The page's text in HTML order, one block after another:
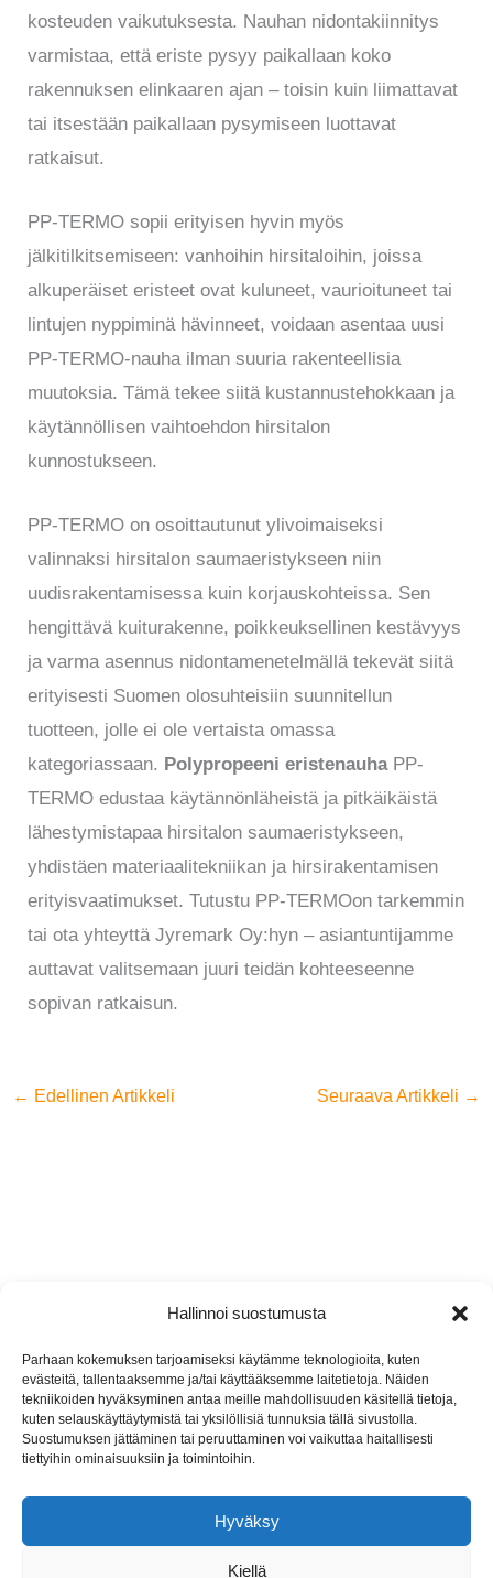
Hallinnoi suostumusta
Parhaan kokemuksen tarjoamiseksi käytämme teknologioita, kuten
evästeitä, tallentaaksemme ja/tai käyttääksemme laitetietoja. Näiden
tekniikoiden hyväksyminen antaa meille mahdollisuuden käsitellä tietoja,
kuten selauskäyttäytymistä tai yksilöllisiä tunnuksia tällä sivustolla.
Suostumuksen jättäminen tai peruuttaminen voi vaikuttaa haitallisesti
tiettyihin ominaisuuksiin ja toimintoihin.
Hyväksy
Kiellä
kosteuden vaikutuksesta. Nauhan nidontakiinnitys
varmistaa, että eriste pysyy paikallaan koko
rakennuksen elinkaaren ajan – toisin kuin liimattavat
tai itsestään paikallaan pysymiseen luottavat
ratkaisut.
PP-TERMO sopii erityisen hyvin myös
jälkitilkitsemiseen: vanhoihin hirsitaloihin, joissa
alkuperäiset eristeet ovat kuluneet, vaurioituneet tai
lintujen nyppiminä hävinneet, voidaan asentaa uusi
PP-TERMO-nauha ilman suuria rakenteellisia
muutoksia. Tämä tekee siitä kustannustehokkaan ja
käytännöllisen vaihtoehdon hirsitalon
kunnostukseen.
PP-TERMO on osoittautunut ylivoimaiseksi
valinnaksi hirsitalon saumaeristykseen niin
uudisrakentamisessa kuin korjauskohteissa. Sen
hengittävä kuiturakenne, poikkeuksellinen kestävyys
ja varma asennus nidontamenetelmällä tekevät siitä
erityisesti Suomen olosuhteisiin suunnitellun
tuotteen, jolle ei ole vertaista omassa
kategoriassaan. Polypropeeni eristenauhaPP-
TERMO edustaa käytännönläheistä ja pitkäikäistä
lähestymistapaa hirsitalon saumaeristykseen,
yhdistäen materiaalitekniikan ja hirsirakentamisen
erityisvaatimukset. Tutustu PP-TERMOon tarkemmin
tai ota yhteyttä Jyremark Oy:hyn – asiantuntijamme
auttavat valitsemaan juuri teidän kohteeseenne
sopivan ratkaisun.
← Edellinen Artikkeli Seuraava Artikkeli →
Jyremark Oy
Jämsänkoskentie 2, 42440 Koskenpää
(014) 767 130
info@jyremark.fi